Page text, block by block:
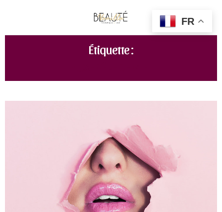
Étiquette :
FR